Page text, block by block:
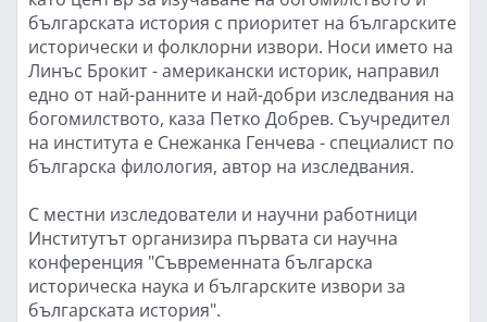
българската история с приоритет на българските
исторически и фолклорни извори. Носи името на
Линъс Брокит - американски историк, направил
едно от най-ранните и най-добри изследвания на
богомилството, каза Петко Добрев. Съучредител
на института е Снежанка Генчева - специалист по
българска филология, автор на изследвания.
С местни изследователи и научни работници
Институтът организира първата си научна
конференция "Съвременната българска
историческа наука и българските извори за
българската история".